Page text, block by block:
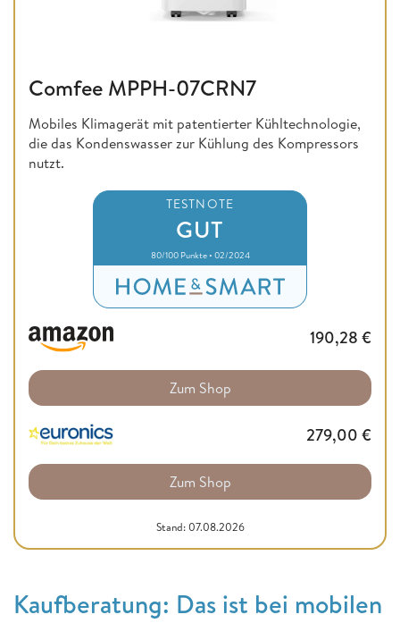
Comfee MPPH-07CRN7
Mobiles Klimagerät mit patentierter Kühltechnologie,
die das Kondenswasser zur Kühlung des Kompressors
nutzt.
TESTNOTE
GUT
80/100 Punkte • 02/2024
190,28 €
Zum Shop
279,00 €
Zum Shop
Stand: 07.08.2026
Kaufberatung: Das ist bei mobilen